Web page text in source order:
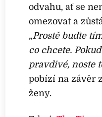
odvahu, ať se
omezovat a
„Prostě buďte
co chcete.
pravdivé, noste
pobízí na závěr
ženy.